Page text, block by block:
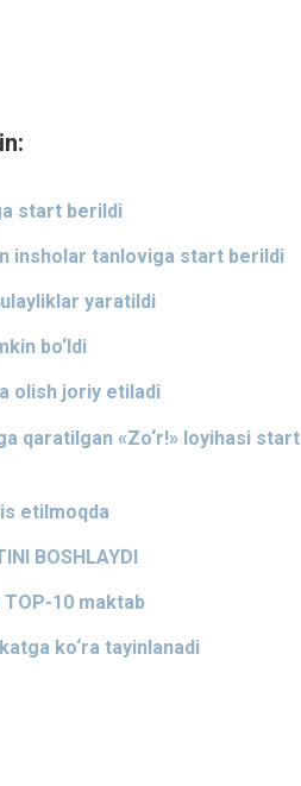
start berildi
insholar tanloviga start berildi
yaratildi
bo‘ldi
olish joriy etiladi
qaratilgan «Zo‘r!» loyihasi start
etilmoqda
BOSHLAYDI
10 maktab
ko‘ra tayinlanadi